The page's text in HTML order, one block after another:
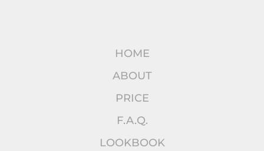
HOME
ABOUT
PRICE
F.A.Q.
LOOKBOOK